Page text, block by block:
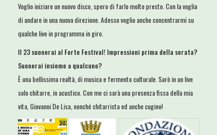
Voglio iniziare un nuovo disco, spero di farlo molto presto. Con la voglia
di andare in una nuova direzione. Adesso voglio anche concentrarmi su
qualche live in programma in giro.
Il 23 suonerai al Forte Festival! Impressioni prima della serata?
Suonerai insieme a qualcuno?
È una bellissima realtà, di musica e fermento culturale. Sarò in un live
solo chitarre, in acustico. Con me ci sarà una presenza fissa della mia
vita, Giovanni De Lisa, nonché chitarrista ed anche cugino!